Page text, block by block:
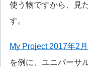
使う物ですから、見
す。
My Project 2017年2
を例に、ユニバーサ